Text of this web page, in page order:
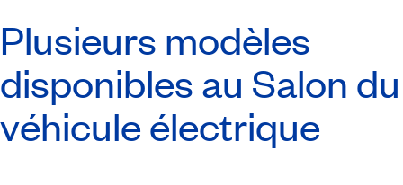
Plusieurs modèles
disponibles au Salon du
véhicule électrique